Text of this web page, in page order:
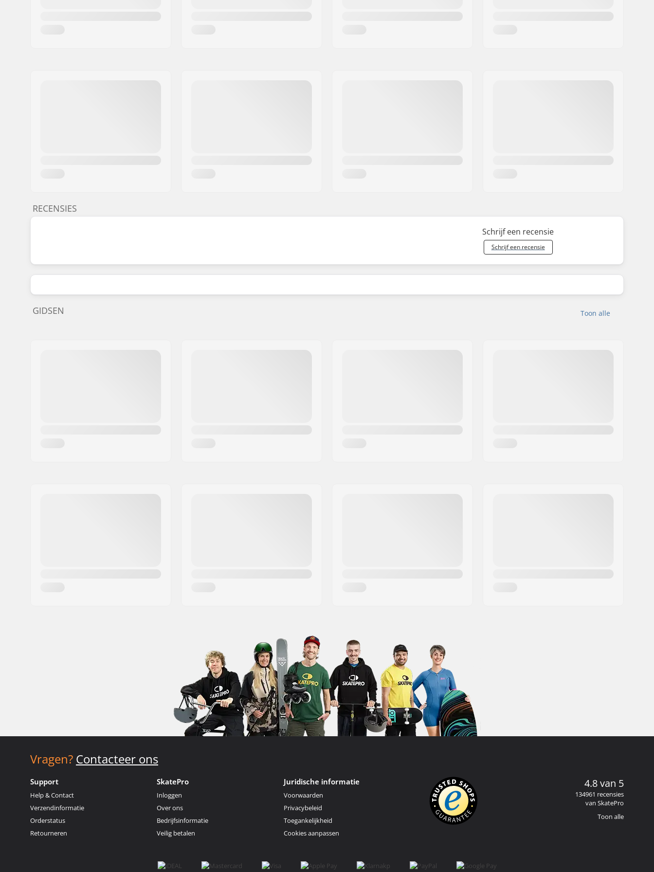
RECENSIES
Schrijf een recensie
Schrijf een recensie
Toon alle
GIDSEN
Vragen? Contacteer ons
Support
Help & Contact
Verzendinformatie
Orderstatus
Retourneren
SkatePro
Inloggen
Over ons
Bedrijfsinformatie
Veilig betalen
Juridische informatie
Voorwaarden
Privacybeleid
Toegankelijkheid
Cookies aanpassen
4.8 van 5
134961 recensies
van SkatePro
Toon alle